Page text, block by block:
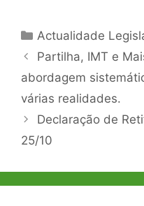
Categorias
Actualidade
Navegação
de
Partilha, IMT e
abordagem
várias realidades.
Declaração de
25/10